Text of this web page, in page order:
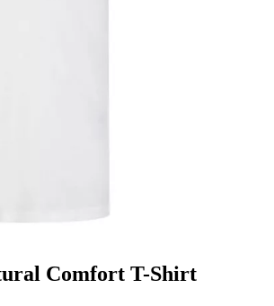
Comfort T-Shirt